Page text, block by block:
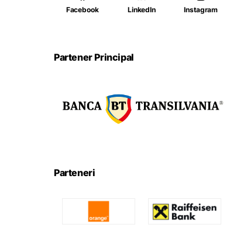
Facebook LinkedIn Instagram
Partener Principal
Parteneri